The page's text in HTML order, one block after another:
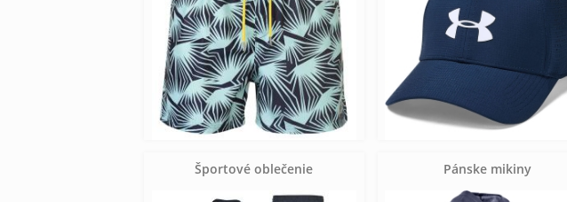
Športové oblečenie Pánske mikiny